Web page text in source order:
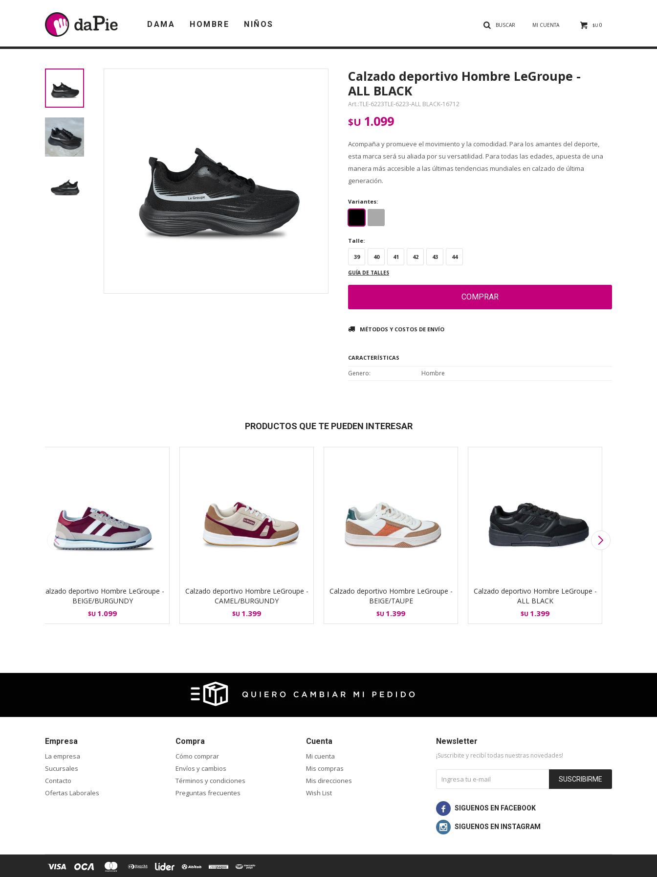
DAMA HOMBRE NIÑOS $U 0
Calzado deportivo Hombre LeGroupe -
ALL BLACK
TLE-6223TLE-6223-ALL BLACK-16712
$U 1.099
Acompaña y promueve el movimiento y la comodidad. Para los amantes del deporte,
esta marca será su aliada por su versatilidad. Para todas las edades, apuesta de una
manera más accesible a las últimas tendencias mundiales en calzado de última
generación.
Variantes:
Talle:
39 40 41 42 43 44
GUÍA DE TALLES
COMPRAR
MÉTODOS Y COSTOS DE ENVÍO
CARACTERÍSTICAS
Genero Hombre
PRODUCTOS QUE TE PUEDEN INTERESAR
Calzado deportivo Hombre LeGroupe -
BEIGE/BURGUNDY
$U 1.099
Calzado deportivo Hombre LeGroupe -
CAMEL/BURGUNDY
$U 1.399
Calzado deportivo Hombre LeGroupe -
BEIGE/TAUPE
$U 1.399
Calzado deportivo Hombre LeGroupe -
ALL BLACK
$U 1.399
Empresa
La empresa
Sucursales
Contacto
Ofertas Laborales
Compra
Cómo comprar
Envíos y cambios
Términos y condiciones
Preguntas frecuentes
Cuenta
Mi cuenta
Mis compras
Mis direcciones
Wish List
Newsletter
¡Suscribite y recibí todas nuestras novedades!
SUSCRIBIRME

